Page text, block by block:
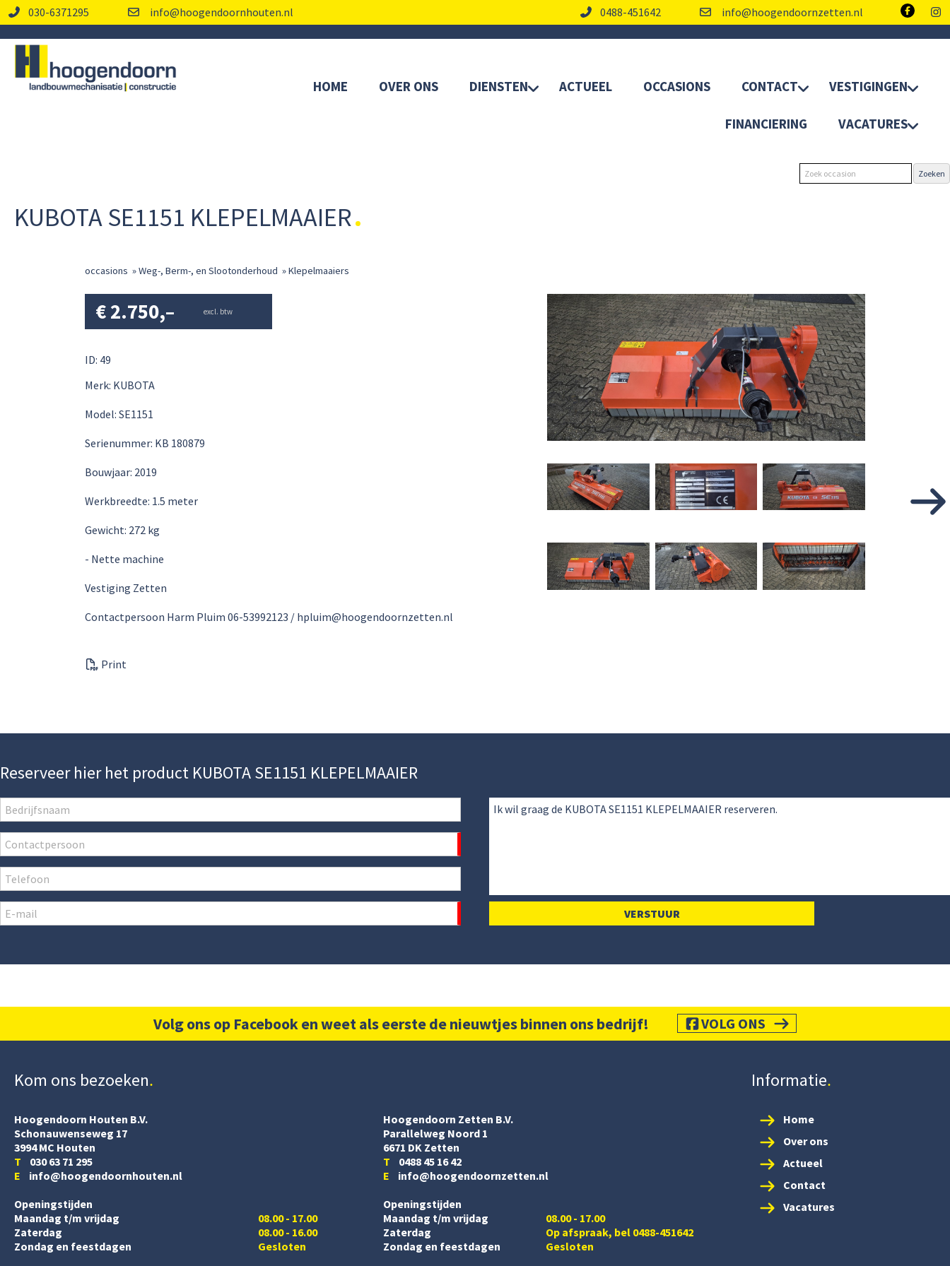
030-6371295 info@hoogendoornhouten.nl 0488-451642 info@hoogendoornzetten.nl
HOME OVER ONS DIENSTEN ACTUEEL OCCASIONS CONTACT VESTIGINGEN
FINANCIERING VACATURES
KUBOTA SE1151 KLEPELMAAIER
occasions »Weg-, Berm-, en Slootonderhoud »Klepelmaaiers
€2.750,– excl. btw
ID: 49
Merk: KUBOTA
Model: SE1151
Serienummer: KB 180879
Bouwjaar: 2019
Werkbreedte: 1.5 meter
Gewicht: 272 kg
- Nette machine
Vestiging Zetten
Contactpersoon Harm Pluim 06-53992123 / hpluim@hoogendoornzetten.nl
Print
Reserveer hier het product KUBOTA SE1151 KLEPELMAAIER
Volg ons op Facebook en weet als eerste de nieuwtjes binnen ons bedrijf! VOLG ONS
Kom ons bezoeken
Hoogendoorn Houten B.V.
Schonauwenseweg 17
3994 MC Houten
T 030 63 71 295
E info@hoogendoornhouten.nl
Openingstijden
Maandag t/m vrijdag
Zaterdag
08.00 - 17.00
08.00 - 16.00
Zondag en feestdagen
Gesloten
Hoogendoorn Zetten B.V.
Parallelweg Noord 1
6671 DK Zetten
T 0488 45 16 42
E info@hoogendoornzetten.nl
Openingstijden
Maandag t/m vrijdag
08.00 - 17.00
Zaterdag
Op afspraak, bel 0488-451642
Zondag en feestdagen
Gesloten
Informatie
Home
Over ons
Actueel
Contact
Vacatures